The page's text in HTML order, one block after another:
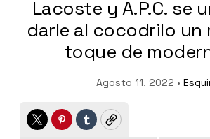
Lacoste y A.P.C. se
darle al cocodrilo un
toque de
Agosto 11, 2022 •
TwitterPinterest
TumblrCopy